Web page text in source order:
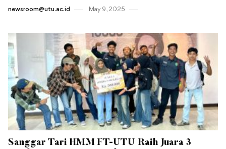
newsroom@utu.ac.id May 9 , 2025
Sanggar Tari HMM FT-UTU Raih Juara 3